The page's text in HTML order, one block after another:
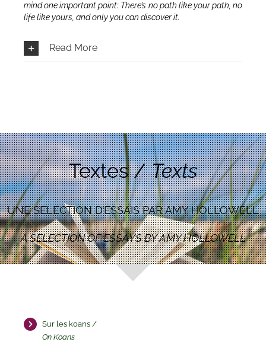
mind one important point: There’s no path like your path, no
life like yours, and only you can discover it.
Read More
Textes /Texts
UNE SELECTION D’ESSAIS PAR AMY HOLLOWELL
A SELECTION OF ESSAYS BY AMY HOLLOWELL
Sur les koans /
On Koans